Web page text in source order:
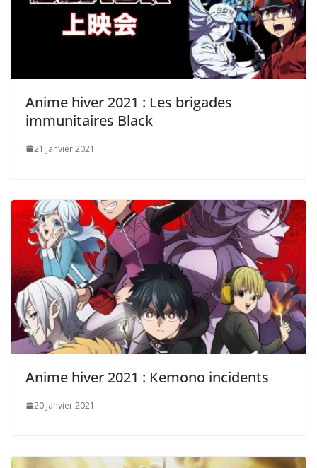
Anime hiver 2021 : Les brigades
immunitaires Black
21 janvier 2021
Anime hiver 2021 : Kemono incidents
20 janvier 2021